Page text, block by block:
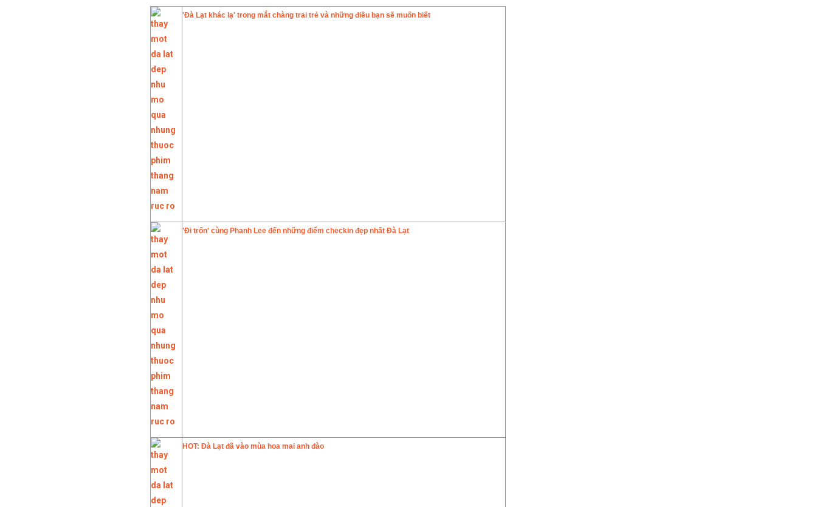
'Đà Lạt khác lạ' trong mắt chàng trai trẻ và những điều bạn sẽ muốn biết
'Đi trốn' cùng Phanh Lee đến những điểm checkin đẹp nhất Đà Lạt
HOT: Đà Lạt đã vào mùa hoa mai anh đào